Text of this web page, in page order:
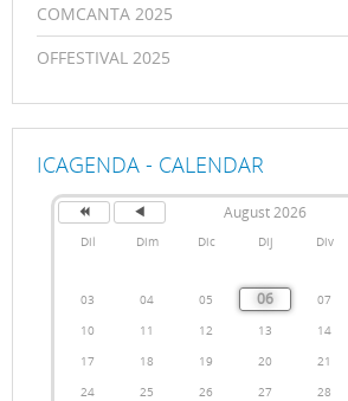
COMCANTA 2025
OFFESTIVAL 2025
ICAGENDA - CALENDAR
August 2026
Dil Dim Dic Dij Div
03
04 05 06 07
10
11 12 13 14
17
18 19 20 21
24
25 26 27 28